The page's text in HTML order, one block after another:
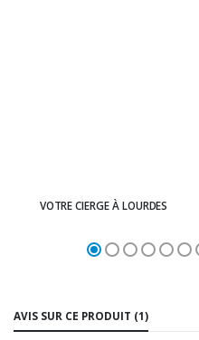
VOTRE CIERGE À LOURDES
AVIS SUR CE PRODUIT (1)